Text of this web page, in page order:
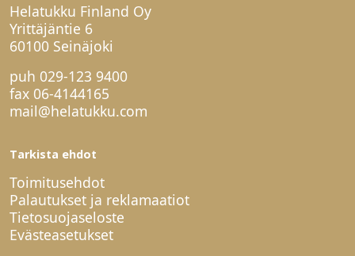
Helatukku Finland Oy
Yrittäjäntie 6
60100 Seinäjoki
puh 029-123 9400
fax 06-4144165
mail@helatukku.com
Tarkista ehdot
Toimitusehdot
Palautukset ja reklamaatiot
Tietosuojaseloste
Evästeasetukset